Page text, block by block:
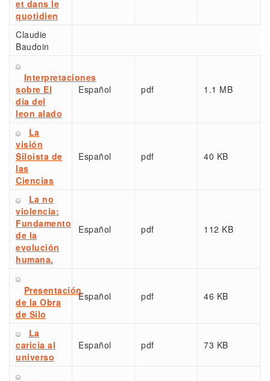
et dans le
quotidien
Claudie
Baudoin
Interpretaciones
sobre El
día del
leon alado
Español pdf 1.1 MB
La
visión
Siloista de
las
Ciencias
Español pdf 40 KB
La no
violencia:
Fundamento
de la
evolución
humana.
Español pdf 112 KB
Presentación
de la Obra
de Silo
Español pdf 46 KB
La
caricia al
universo
Español pdf 73 KB